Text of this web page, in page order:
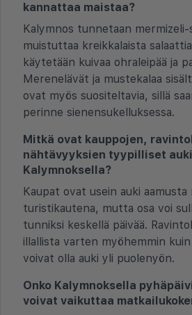
kannattaa maistaa?
Kalymnos tunnetaan mermizeli-
muistuttaa kreikkalaista
käytetään kuivaa ohraleipää ja
Merenelävät ja mustekalaa
ovat myös suositeltavia, sillä
perinne sienensukelluksessa.
Mitkä ovat kauppojen,
nähtävyyksien tyypilliset
Kalymnoksella?
Kaupat ovat usein auki aamusta
turistikautena, mutta osa voi
tunniksi keskellä päivää.
illallista varten myöhemmin kuin
voivat olla auki yli puolenyön.
Onko Kalymnoksella
voivat vaikuttaa